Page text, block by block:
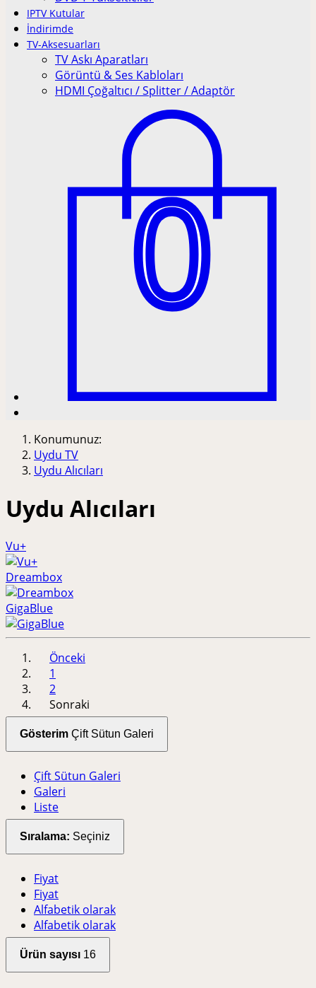
IPTV Kutular
İndirimde
TV-Aksesuarları
TV Askı Aparatları
Görüntü & Ses Kabloları
HDMI Çoğaltıcı / Splitter / Adaptör
Konumunuz:
Uydu TV
Uydu Alıcıları
Uydu Alıcıları
Vu+
Dreambox
GigaBlue
Önceki
1
2
Sonraki
Gösterim Çift Sütun Galeri
Çift Sütun Galeri
Galeri
Liste
Sıralama: Seçiniz
Fiyat
Fiyat
Alfabetik olarak
Alfabetik olarak
Ürün sayısı 16